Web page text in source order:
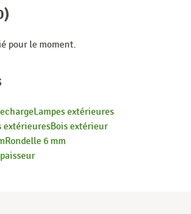
pour le moment.
Lampes extérieures
extérieuresBois extérieur
Rondelle 6 mm